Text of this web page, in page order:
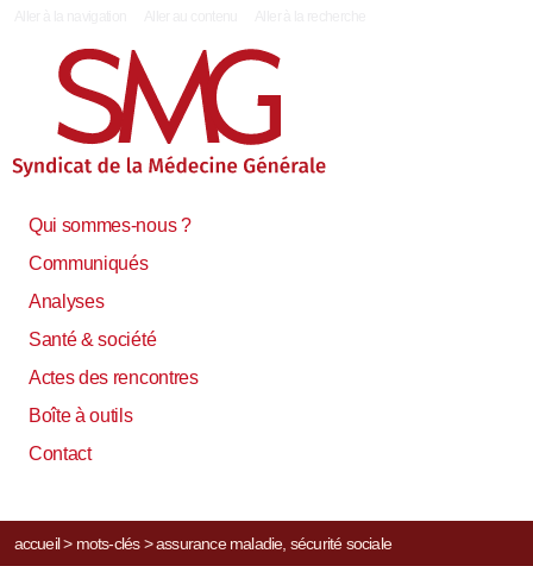
Qui sommes-nous ?
Communiqués
Analyses
Santé & société
Actes des rencontres
Boîte à outils
Contact
accueil> mots-clés> assurance maladie, sécurité sociale